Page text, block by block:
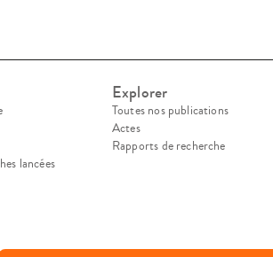
lancées
Explorer
Toutes nos publications
Actes
Rapports de recherche